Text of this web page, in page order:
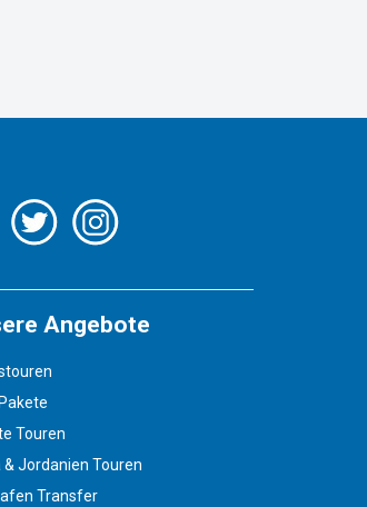
Angebote
Touren
& Jordanien Touren
Transfer